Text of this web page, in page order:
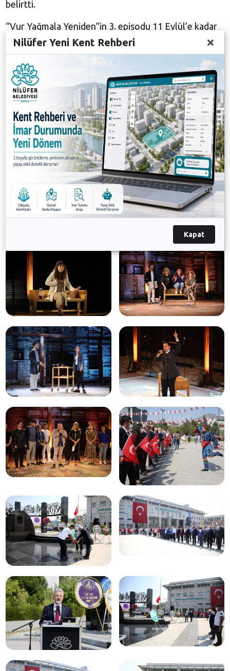
belirtti.
“Vur Yağmala Yeniden”in 3. episodu 11 Eylül’e kadar
sahnelenmeye devam edecek. Ardından 4. episod
izleyici ile buluşacak. “Vur Yağmala Yeniden” kara
komedi oyunlar serisinin en büyük özelliği; oyunların
istenilen episoddan başlanarak izlenebilmesi. Bu
sayede seyircinin de oyunu kaçırma algısı ortadan
kalkıyor. Oyunu izlemek isteyenler biletlere
bilet.nilufer.bel.tr adresinden ulaşabilir.
Galeri
Nilüfer Yeni Kent Rehberi
Kapat